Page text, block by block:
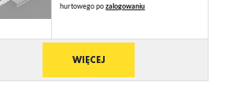
hurtowego pozalogowaniu
WIĘCEJ